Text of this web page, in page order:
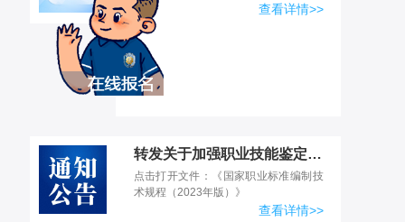
行）》的通知-广东省人力资源和社会保
障厅 (gd.gov.cn)
查看详情>>
转发关于加强职业技能鉴定质量管理有关工作的通知
点击打开文件：《国家职业标准编制技
术规程（2023年版）》
查看详情>>